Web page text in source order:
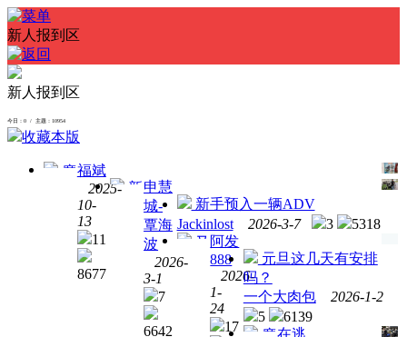
新人报到区
新人报到区
今日：0 / 主题：10954
收藏本版
摩福斌
2025-
10-
13
11
8677
新申慧
城-
覃海
波
2026-
3-1
7
6642
新手预入一辆ADV
Jackinlost
2026-3-7 3
5318
又
新增
了。。。
阿发
888
2026-
1-
24
17
元旦这几天有安排
吗？
一个大肉包
2026-1-2
5
6139
在逃